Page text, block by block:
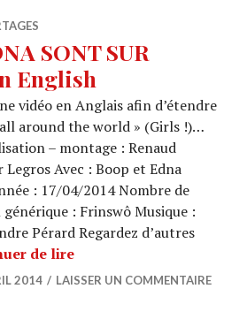
SONT SUR
English
vidéo en Anglais afin d’étendre
around the world » (Girls !)…
– montage : Renaud
Avec : Boop et Edna
: 17/04/2014 Nombre de
: Frinswô Musique :
Pérard Regardez d’autres
de lireBOOP ET EDNA SONT
2014 LAISSER UN COMMENTAIRE